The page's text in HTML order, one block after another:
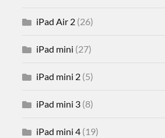
iPad Air 2 (26)
iPad mini (27)
iPad mini 2 (5)
iPad mini 3 (8)
iPad mini 4 (19)